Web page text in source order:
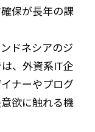
保が長年の課
ドネシアのジ
、外資系IT企
ナーやプログ
欲に触れる機